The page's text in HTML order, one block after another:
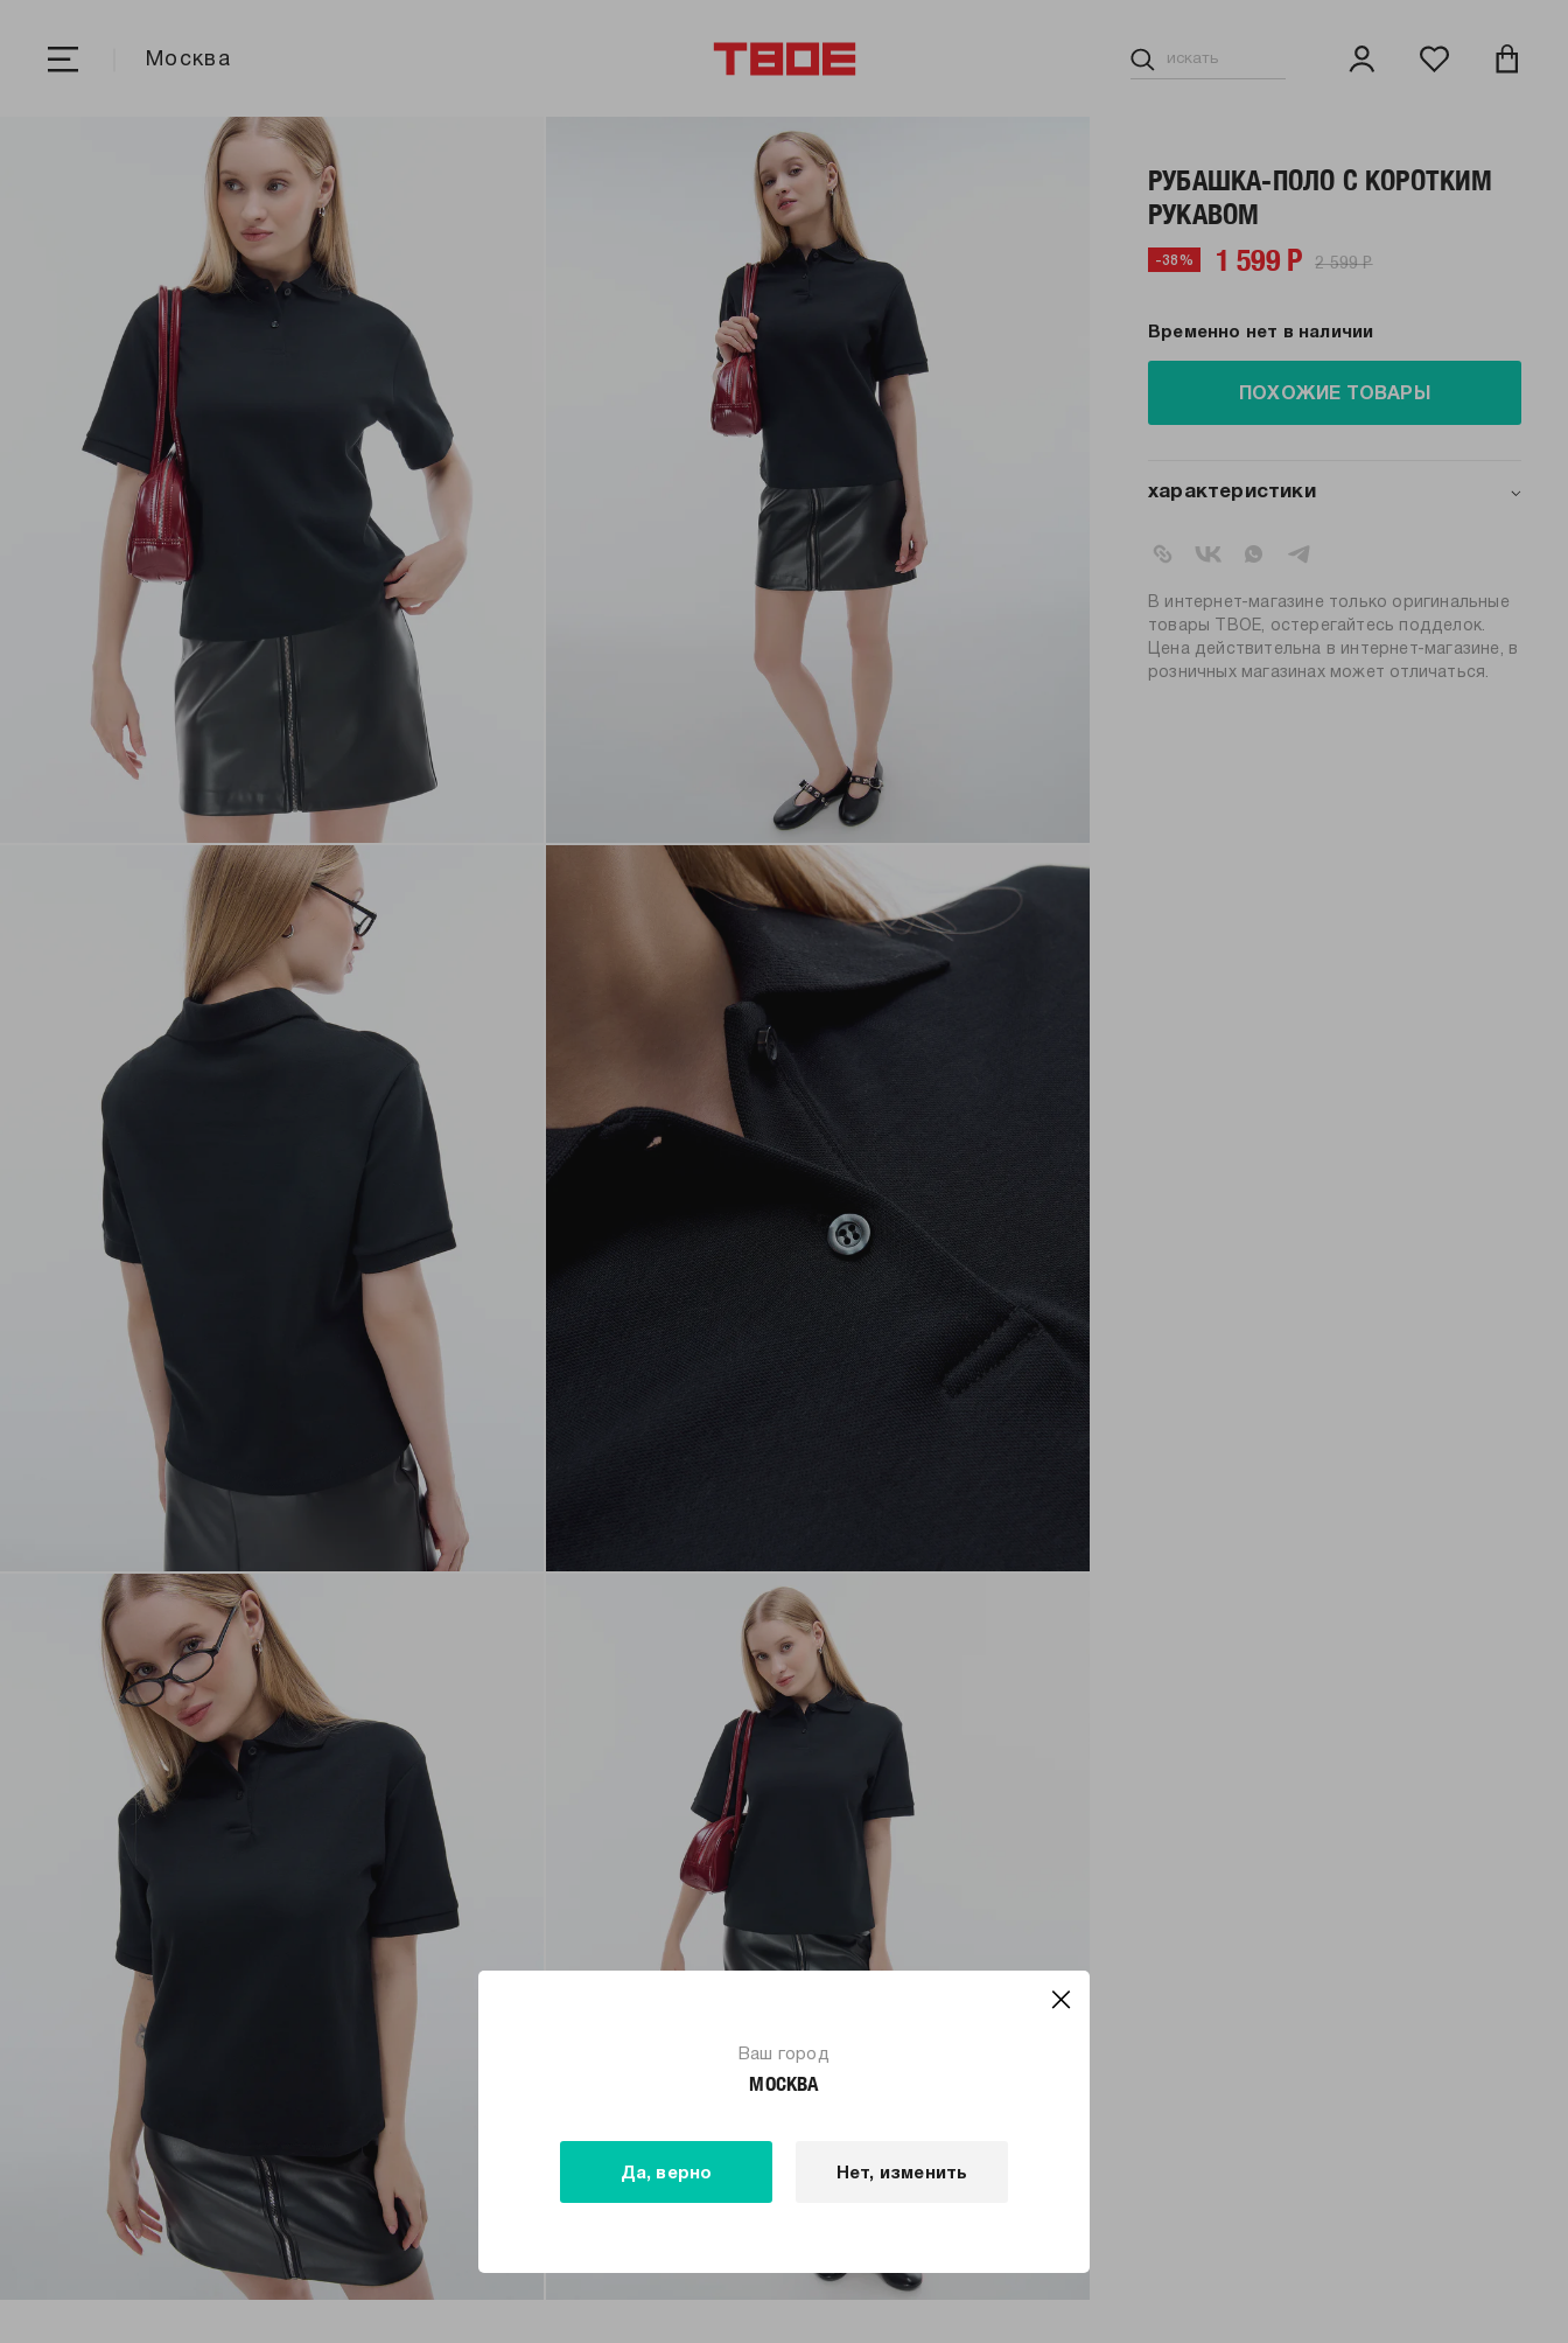
Москва
Ваш город
МОСКВА
Да, верно Нет, изменить
РУБАШКА-ПОЛО С КОРОТКИМ
РУКАВОМ
-38% 1 599 Р 2 599 Р
Временно нет в наличии
ПОХОЖИЕ ТОВАРЫ
характеристики
коллекция:
вид застежки:
пуговицы
цвет:
черный
состав:
100% хлопок
силуэт:
В интернет-магазине только оригинальные
товары ТВОЕ, остерегайтесь подделок.
Цена действительна в интернет-магазине, в
розничных магазинах может отличаться.